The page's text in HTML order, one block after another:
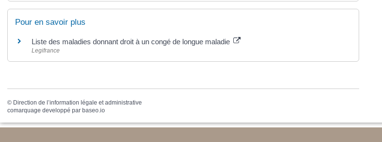
Pour en savoir plus
Liste des maladies donnant droit à un congé de longue maladie
Legifrance
© Direction de l’information légale et administrative
comarquage developpé par baseo.io